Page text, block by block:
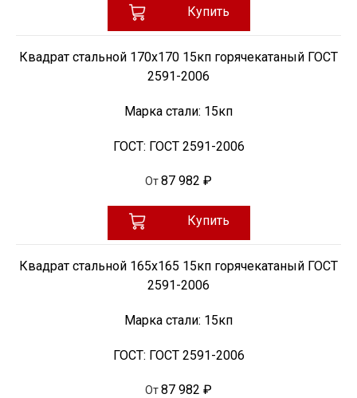
Купить
Квадрат стальной 170х170 15кп горячекатаный ГОСТ
2591-2006
Марка стали: 15кп
ГОСТ: ГОСТ 2591-2006
От87 982 ₽
Купить
Квадрат стальной 165х165 15кп горячекатаный ГОСТ
2591-2006
Марка стали: 15кп
ГОСТ: ГОСТ 2591-2006
От87 982 ₽